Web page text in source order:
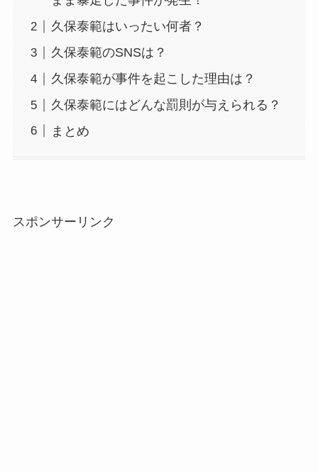
久保泰範はいったい何者？
久保泰範のSNSは？
久保泰範が事件を起こした理由は？
久保泰範にはどんな罰則が与えられる？
まとめ
スポンサーリンク